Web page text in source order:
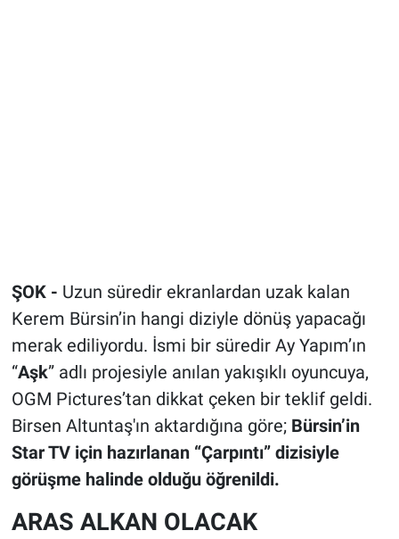
ŞOK - Uzun süredir ekranlardan uzak kalan
Kerem Bürsin’in hangi diziyle dönüş yapacağı
merak ediliyordu. İsmi bir süredir Ay Yapım’ın
“Aşk” adlı projesiyle anılan yakışıklı oyuncuya,
OGM Pictures’tan dikkat çeken bir teklif geldi.
Birsen Altuntaş'ın aktardığına göre; Bürsin’in
Star TV için hazırlanan “Çarpıntı” dizisiyle
görüşme halinde olduğu öğrenildi.
ARAS ALKAN OLACAK